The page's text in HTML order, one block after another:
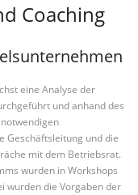
Coaching
eine Analyse der
und anhand des
Geschäftsleitung und die
mit dem Betriebsrat.
wurden in Workshops
wurden die Vorgaben der